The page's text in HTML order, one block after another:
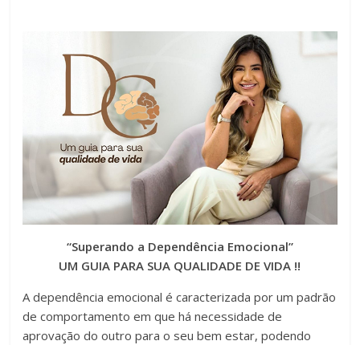
“Superando a Dependência Emocional”
UM GUIA PARA SUA QUALIDADE DE VIDA !!
A dependência emocional é caracterizada por um padrão
de comportamento em que há necessidade de
aprovação do outro para o seu bem estar, podendo